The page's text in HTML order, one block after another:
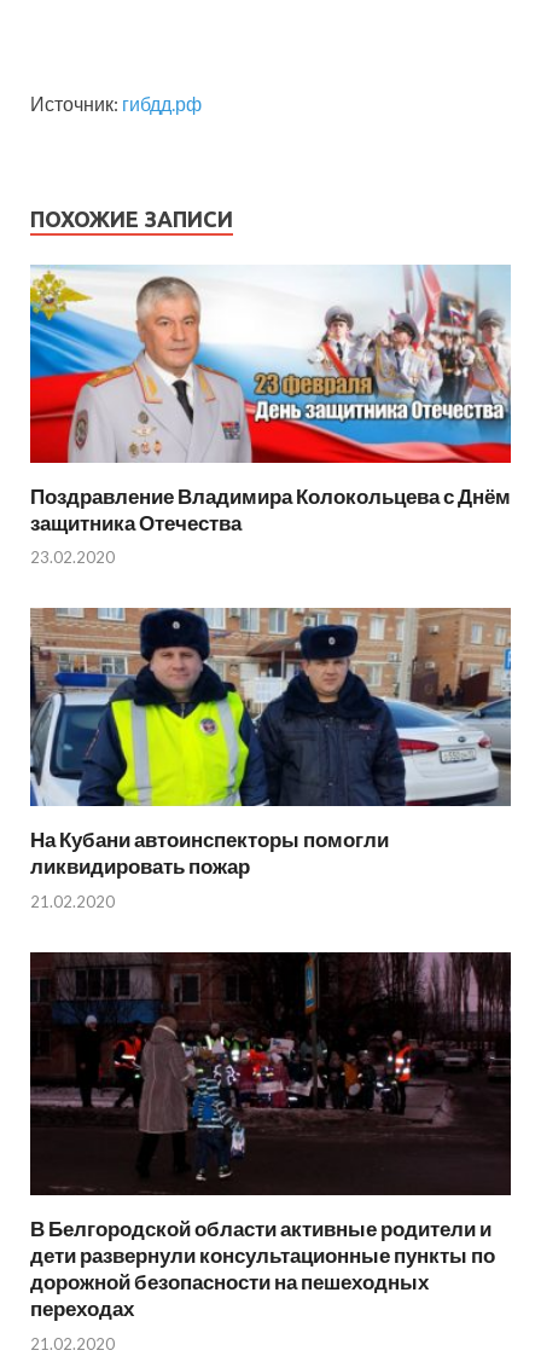
Источник: гибдд.рф
ПОХОЖИЕ ЗАПИСИ
Поздравление Владимира Колокольцева с Днём
защитника Отечества
23.02.2020
На Кубани автоинспекторы помогли
ликвидировать пожар
21.02.2020
В Белгородской области активные родители и
дети развернули консультационные пункты по
дорожной безопасности на пешеходных
переходах
21.02.2020